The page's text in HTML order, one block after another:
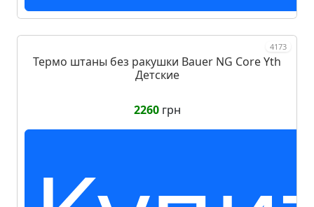
4173
Термо штаны без ракушки Bauer NG Core Yth
Детские
2260грн